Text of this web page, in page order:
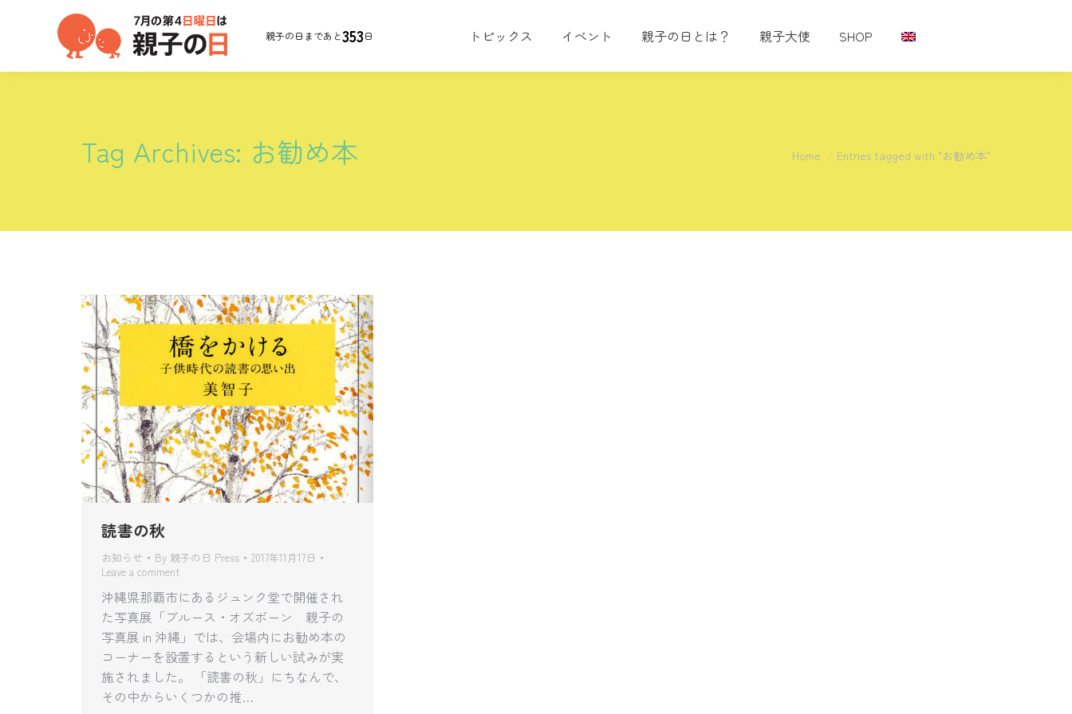
親子の日まであと353日 トピックス イベント 親子の日とは？ 親子大使 SHOP
Tag Archives: お勧め本 You are here:
Home Entries tagged with "お勧め本"
読書の秋
お知らせ By 親子の日 Press
2017年11月17日
Leave a comment
沖縄県那覇市にあるジュンク堂で開催され
た写真展「ブルース・オズボーン 親子の
写真展 in 沖縄」では、会場内にお勧め本の
コーナーを設置するという新しい試みが実
施されました。 「読書の秋」にちなんで、
その中からいくつかの推…